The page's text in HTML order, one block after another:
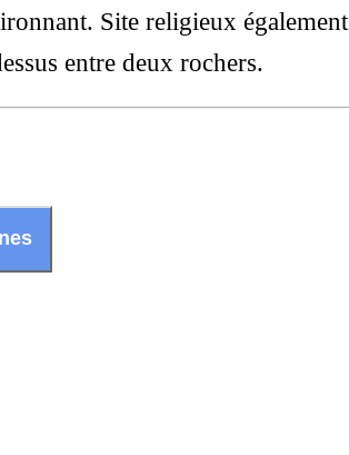
Site religieux également
entre deux rochers.